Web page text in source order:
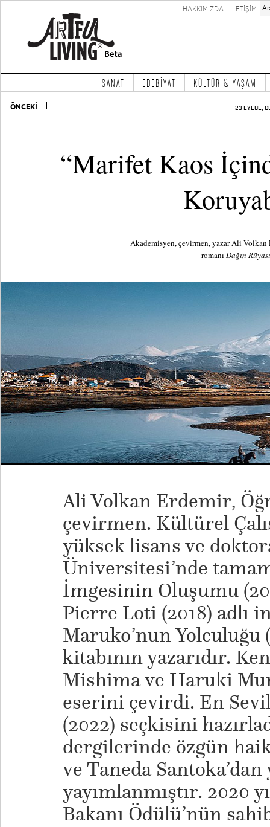
HAKKIMIZDA İLETİŞİM
SANAT EDEBİYAT KÜLTÜR & YAŞAM
ÖNCEKİ 23 EYLÜL,
“Marifet Kaos
Akademisyen, çevirmen, yazar Ali
romanı Dağın Rüyası
Ali Volkan Erdemir,
çevirmen. Kültürel
yüksek lisans ve
Üniversitesi’nde
İmgesinin Oluşumu
Pierre Loti (2018) adlı
Maruko’nun Yolculuğu
kitabının yazarıdır.
Mishima ve Haruki
eserini çevirdi. En
(2022) seçkisini
dergilerinde özgün
ve Taneda
yayımlanmıştır. 2020
Bakanı Ödülü’nün